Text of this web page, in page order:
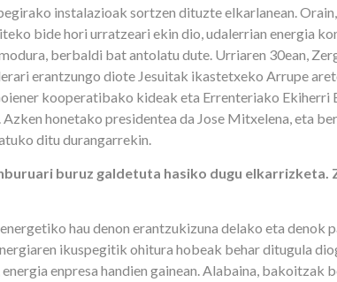
instalazioak sortzen dituzte elkarlanean.
bide hori urratzeari ekin dio, udalerrian energia
berbaldi bat antolatu dute. Urriaren 30ean,
erantzungo diote Jesuitak ikastetxeko Arrupe
kooperatibako kideak eta Errenteriako Ekiherri
Azken honetako presidentea da Jose Mitxelena, eta
ditu durangarrekin.
buruz galdetuta hasiko dugu
hau denon erantzukizuna delako eta denok
ikuspegitik ohitura hobeak behar ditugula
enpresa handien gainean. Alabaina, bakoitzak